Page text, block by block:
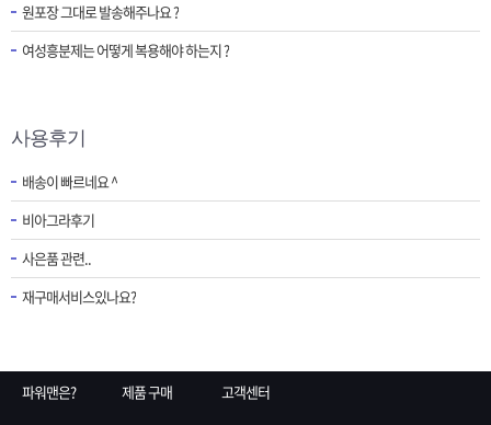
원포장 그대로 발송해주나요 ?
여성흥분제는 어떻게 복용해야 하는지 ?
사용후기
배송이 빠르네요 ^
비아그라후기
사은품 관련..
재구매서비스있나요?
파워맨은? 제품 구매 고객센터